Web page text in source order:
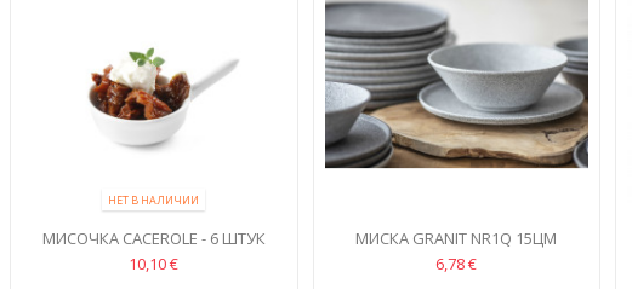
НЕТ В НАЛИЧИИ
МИСОЧКА CACEROLE - 6 ШТУК
10,10 €
МИСКА GRANIT NR1Q 15ЦМ
6,78 €